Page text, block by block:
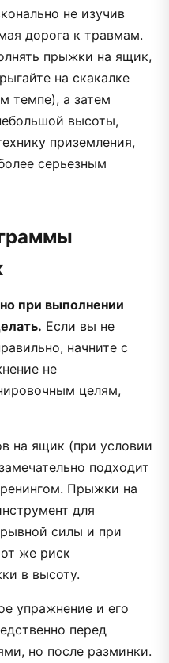
не изучив
дорога к травмам.
прыжки на ящик,
на скакалке
темпе), а затем
высоты,
приземления,
серьезным
при выполнении
Если вы не
начните с
не
целям,
на ящик (при условии
подходит
Прыжки на
для
силы и при
же риск
в высоту.
упражнение и его
перед
но после разминки.